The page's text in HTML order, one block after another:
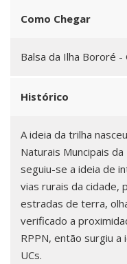
Como Chegar
Balsa da Ilha Bororé -
Histórico
A ideia da trilha
Naturais Muncipais
seguiu-se a ideia de
vias rurais da cidade,
estradas de terra,
verificado a
RPPN, então surgiu
UCs.